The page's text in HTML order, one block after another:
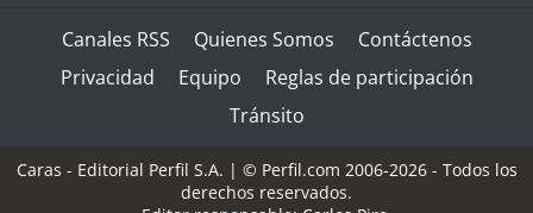
Canales RSS Quienes Somos
Contáctenos
Privacidad
Equipo
Reglas de participación
Tránsito
Caras - Editorial Perfil S.A. | © Perfil.com 2006-2026 - Todos los
derechos reservados.